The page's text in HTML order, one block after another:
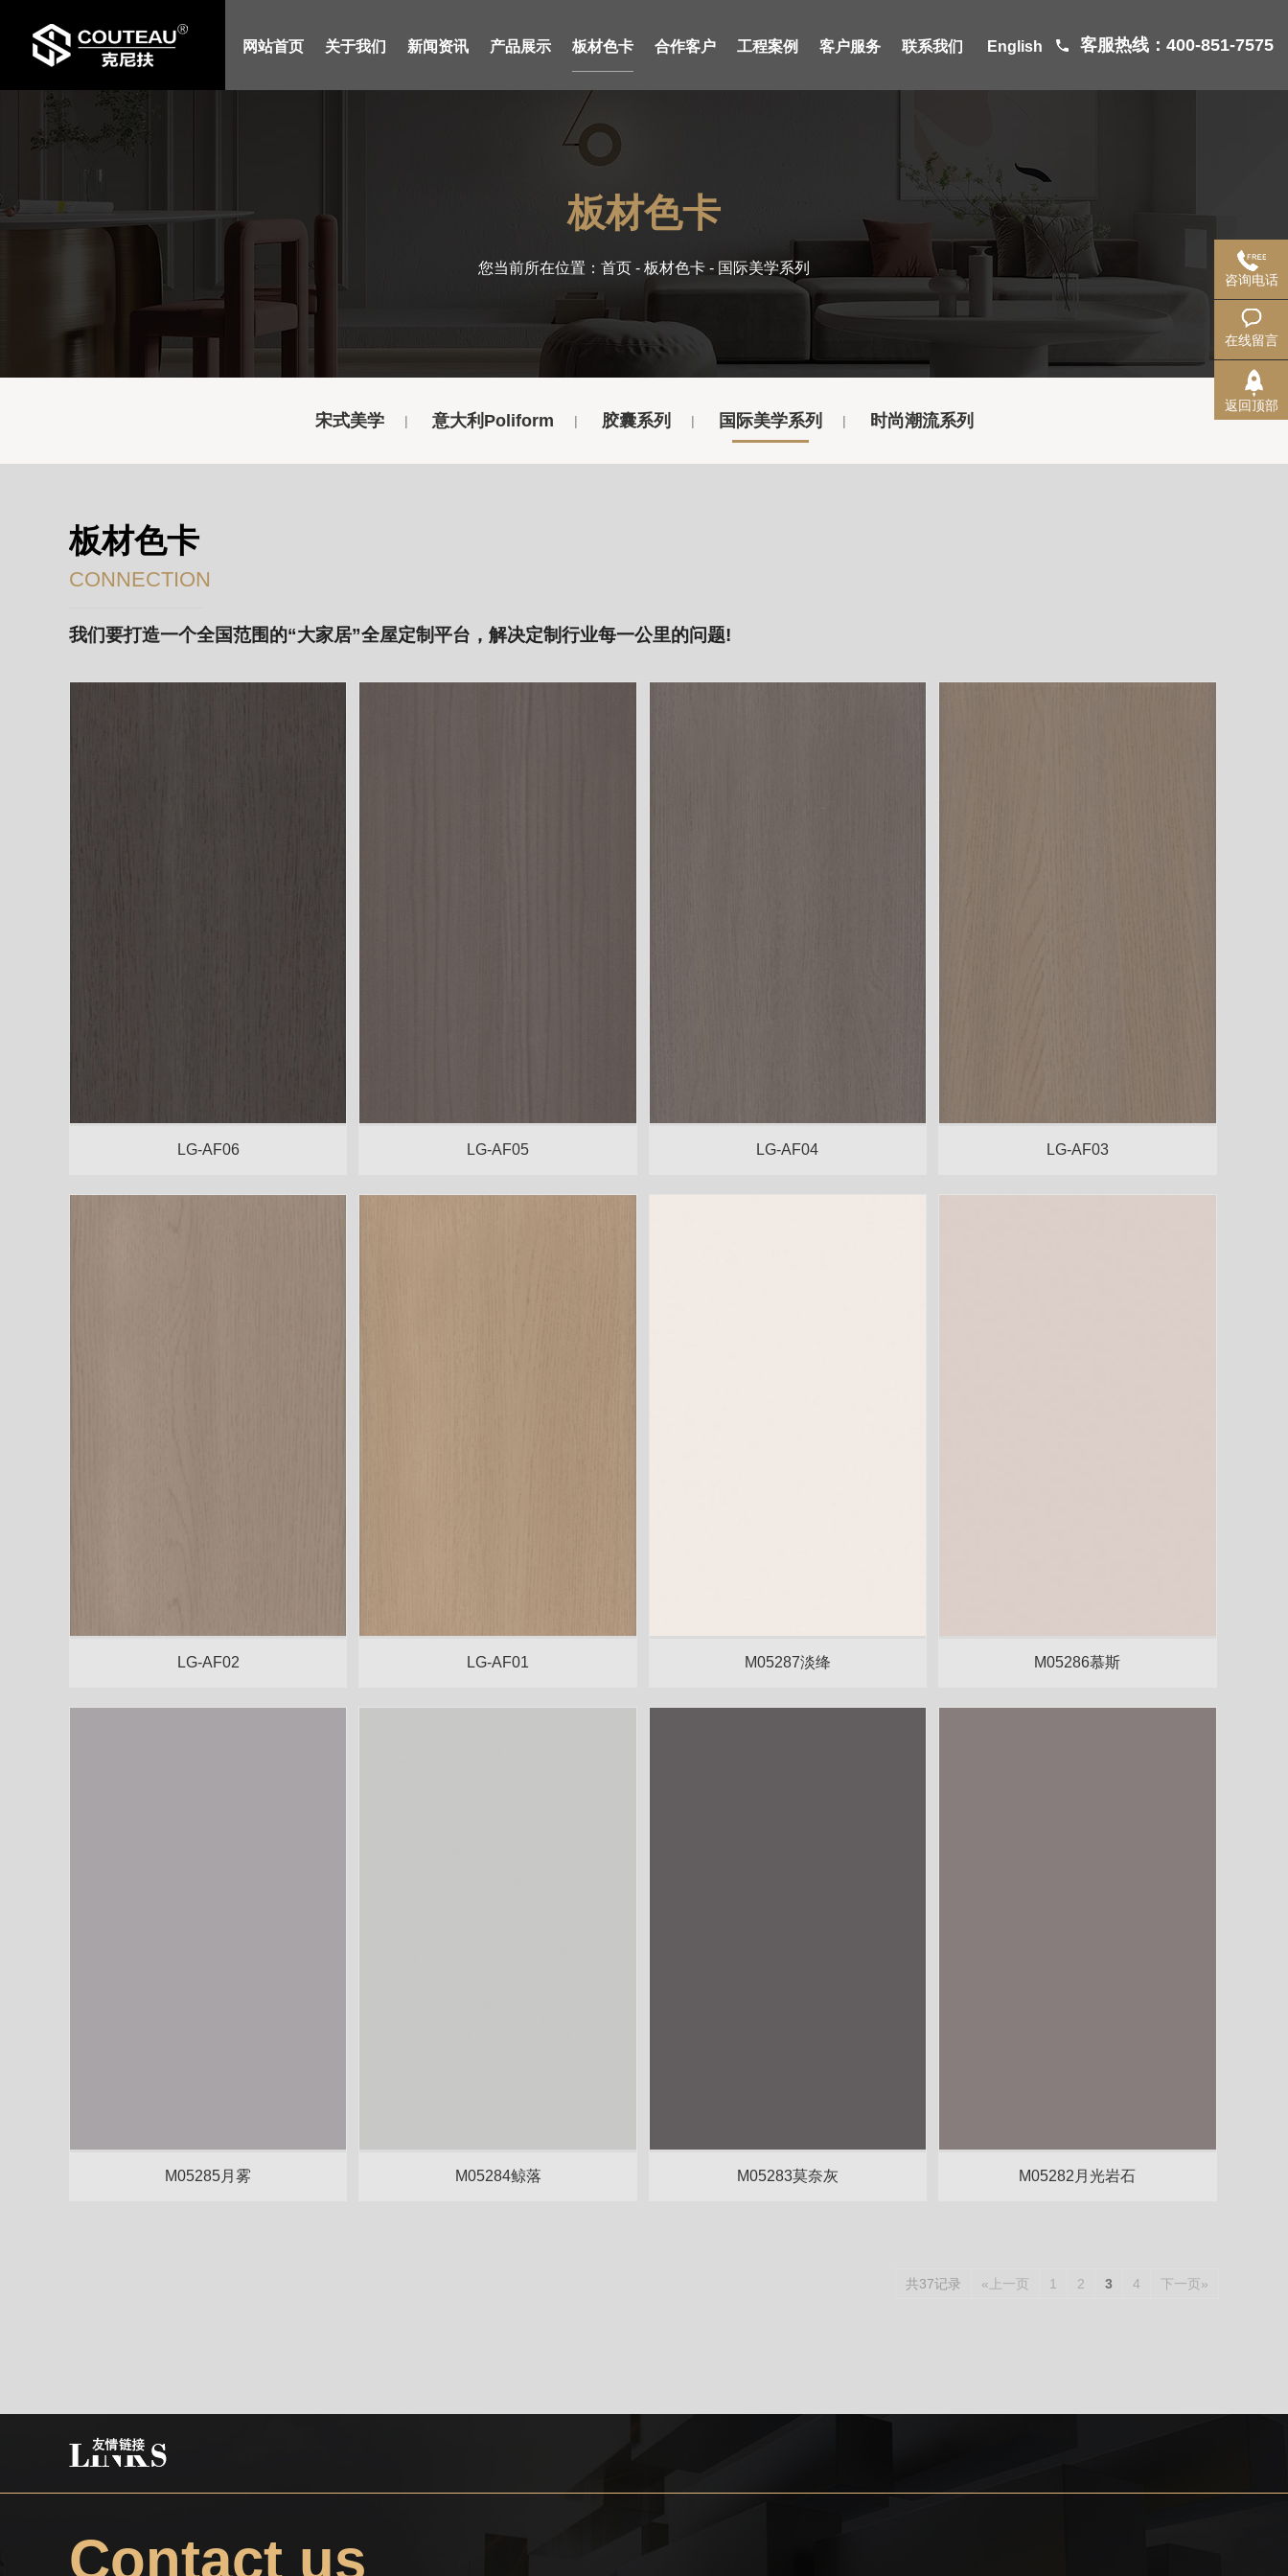
客服热线：400-851-7575
网站首页 关于我们 新闻资讯 产品展示 板材色卡 合作客户 工程案例 客户服务 联系我们 English
板材色卡
您当前所在位置： 首页 - 板材色卡 - 国际美学系列
宋式美学 意大利Poliform 胶囊系列 国际美学系列 时尚潮流系列
板材色卡
CONNECTION
我们要打造一个全国范围的“大家居”全屋定制平台，解决定制行业每一公里的问题!
LG-AF06 LG-AF05 LG-AF04 LG-AF03
LG-AF02 LG-AF01 M05287淡绛 M05286慕斯
M05285月雾 M05284鲸落 M05283莫奈灰 M05282月光岩石
共37记录 «上一页 1 2 3 4 下一页»
Contact us
咨询电话
在线留言
返回顶部